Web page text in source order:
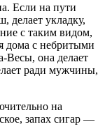
Если на пути
делает укладку,
с таким видом,
дома с небритыми
Весы, она делает
ради мужчины,
на
запах сигар —